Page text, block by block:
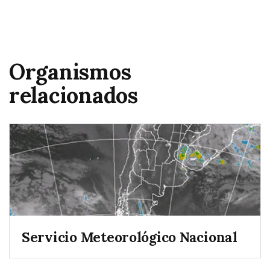
Organismos
relacionados
Servicio Meteorológico Nacional